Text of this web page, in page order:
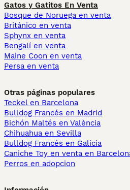
Gatos y Gatitos En Venta
Bosque de Noruega en venta
Británico en venta
Sphynx en venta
Bengalí en venta
Maine Coon en venta
Persa en venta
Otras páginas populares
Teckel en Barcelona
Bulldog Francés en Madrid
Bichón Maltés en València
Chihuahua en Sevilla
Bulldog Francés en Galicia
Caniche Toy en venta en
Perros en adopcion